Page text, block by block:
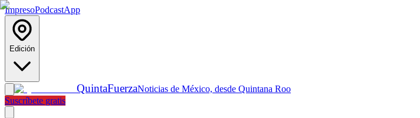
ImpresoPodcastApp
Edición
QuintaFuerzaNoticias de México, desde Quintana Roo
Suscríbete gratis